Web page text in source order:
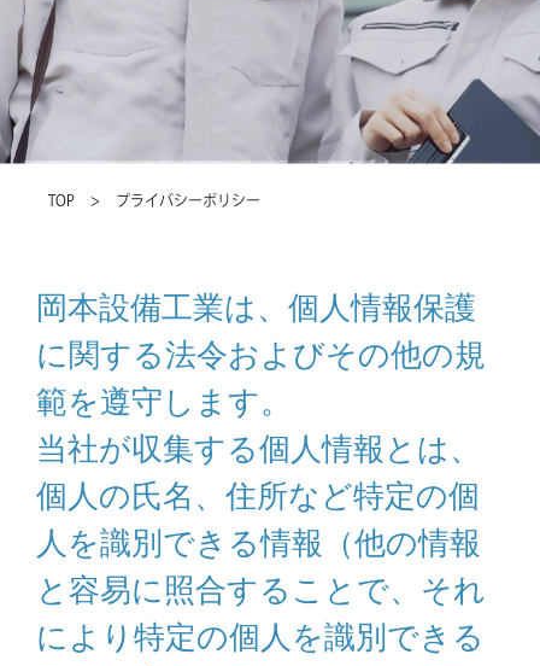
Requirement
募集要項
エントリー
TOP > プライバシーポリシー
岡本設備工業は、個人情報保護
に関する法令およびその他の規
範を遵守します。
当社が収集する個人情報とは、
個人の氏名、住所など特定の個
人を識別できる情報（他の情報
と容易に照合することで、それ
により特定の個人を識別できる